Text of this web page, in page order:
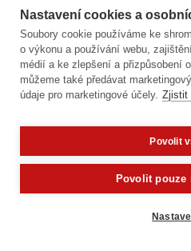
Aktualizace: Dagmar
6. srpna 2026 (čt), 07:13 hod.
Články a fotografie lze kopírovat
vývoj|správa
gdpr|
Nastavení cookies a
Soubory cookie používáme ke
o výkonu a používání webu,
médií a ke zlepšení a přizpůsobení
můžeme také předávat
údaje pro marketingové účely. Zjistit
Povolit
Povolit pouze